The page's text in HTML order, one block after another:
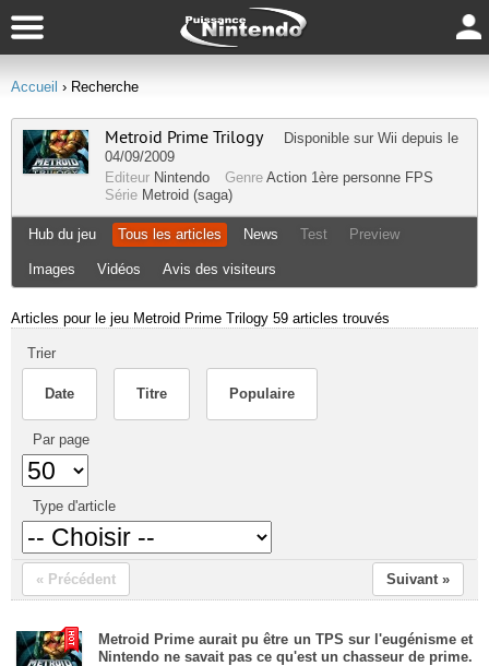
Accueil › Recherche
Metroid Prime Trilogy Disponible sur Wii depuis le
04/09/2009
Editeur Nintendo Genre Action 1ère personne FPS
Série Metroid (saga)
Hub du jeu Tous les articles News Test Preview
Images Vidéos Avis des visiteurs
Articles pour le jeu Metroid Prime Trilogy 59 articles trouvés
Trier
Date Titre Populaire
Par page
Type d'article
« Précédent Suivant »
Metroid Prime aurait pu être un TPS sur l'eugénisme et
Nintendo ne savait pas ce qu'est un chasseur de prime.